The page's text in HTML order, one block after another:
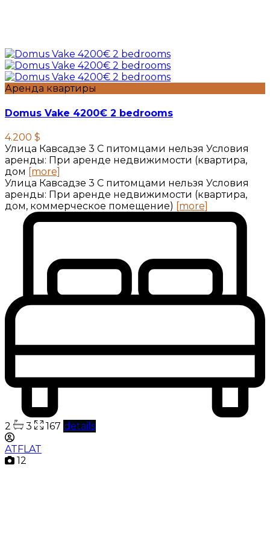
Аренда квартиры
Domus Vake 4200€ 2 bedrooms
4.200 $
Улица Кавсадзе 3 C питомцами нельзя Условия
аренды: При аренде недвижимости (квартира,
дом [more]
Улица Кавсадзе 3 C питомцами нельзя Условия
аренды: При аренде недвижимости (квартира,
дом, коммерческое помещение) [more]
2 3 167 details
ATFLAT
12